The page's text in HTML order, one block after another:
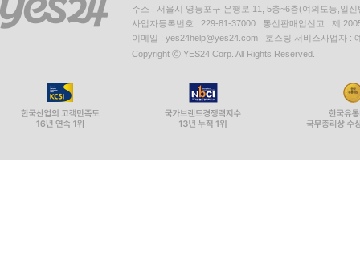
주소 : 서울시 영등포구 은행로 11, 5층~6층(여의도동,일신
사업자등록번호 : 229-81-37000 통신판매업신고 : 제
이메일 : yes24help@yes24.com 호스팅 서비스사업자 :
Copyright ⓒ YES24 Corp. All Rights Reserved.